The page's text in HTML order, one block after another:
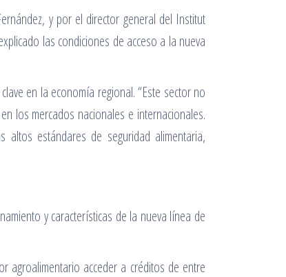
y por el director general del Institut
las condiciones de acceso a la nueva
en la economía regional. “Este sector no
los mercados nacionales e internacionales.
estándares de seguridad alimentaria,
y características de la nueva línea de
agroalimentario acceder a créditos de entre